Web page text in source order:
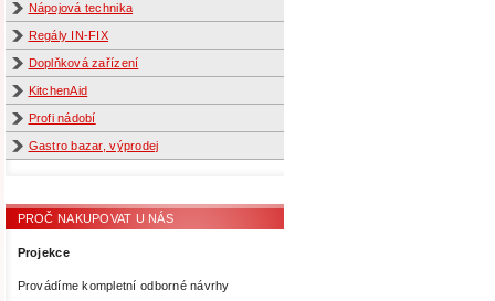
Nápojová technika
Regály IN-FIX
Doplňková zařízení
KitchenAid
Profi nádobí
Gastro bazar, výprodej
PROČ NAKUPOVAT U NÁS
Projekce
Provádíme kompletní odborné návrhy